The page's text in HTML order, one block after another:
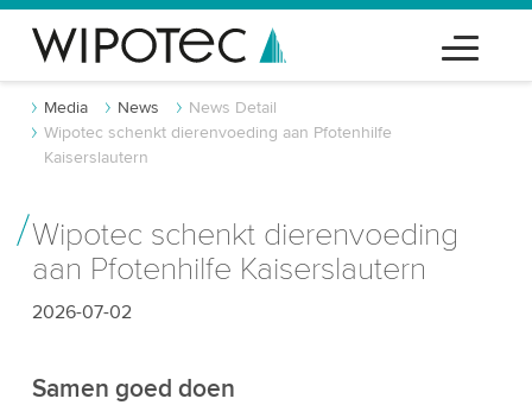
Media News
News Detail
Wipotec schenkt dierenvoeding aan Pfotenhilfe
Kaiserslautern
Wipotec schenkt dierenvoeding
aan Pfotenhilfe Kaiserslautern
2026-07-02
Samen goed doen